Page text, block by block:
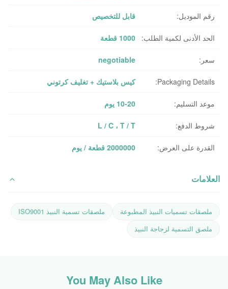
رقم الموديل: قابل للتخصيص
الحد الأدنى لكمية الطلب: 1000 قطعة
سعر: negotiable
Packaging Details: كيس بلاستيك + تغليف كرتوني
موعد التسليم: 10-20 يوم
شروط الدفع: L / C ، T / T
القدرة على العرض: 2000000 قطعة / يوم
العلامات
ملصقات تسميات النبيذ المطبوعة
ملصقات تسمية النبيذ ISO9001
ملصق التسمية لزجاجة النبيذ
You May Also Like